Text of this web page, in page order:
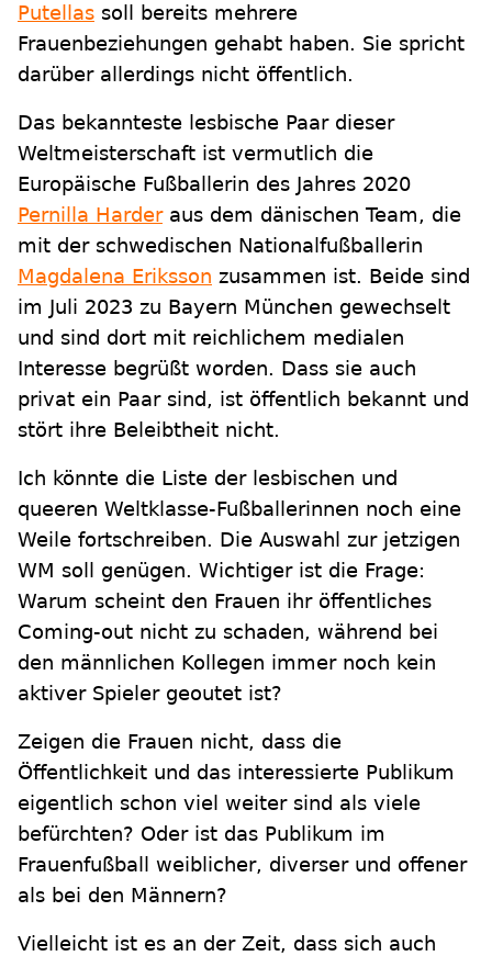
Putellas soll bereits mehrere
Frauenbeziehungen gehabt haben. Sie spricht
darüber allerdings nicht öffentlich.
Das bekannteste lesbische Paar dieser
Weltmeisterschaft ist vermutlich die
Europäische Fußballerin des Jahres 2020
Pernilla Harderaus dem dänischen Team, die
mit der schwedischen Nationalfußballerin
Magdalena Eriksson zusammen ist. Beide sind
im Juli 2023 zu Bayern München gewechselt
und sind dort mit reichlichem medialen
Interesse begrüßt worden. Dass sie auch
privat ein Paar sind, ist öffentlich bekannt und
stört ihre Beleibtheit nicht.
Ich könnte die Liste der lesbischen und
queeren Weltklasse-Fußballerinnen noch eine
Weile fortschreiben. Die Auswahl zur jetzigen
WM soll genügen. Wichtiger ist die Frage:
Warum scheint den Frauen ihr öffentliches
Coming-out nicht zu schaden, während bei
den männlichen Kollegen immer noch kein
aktiver Spieler geoutet ist?
Zeigen die Frauen nicht, dass die
Öffentlichkeit und das interessierte Publikum
eigentlich schon viel weiter sind als viele
befürchten? Oder ist das Publikum im
Frauenfußball weiblicher, diverser und offener
als bei den Männern?
Vielleicht ist es an der Zeit, dass sich auch